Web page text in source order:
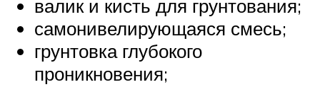
валик и кисть для грунтования;
самонивелирующаяся смесь;
грунтовка глубокого
проникновения;